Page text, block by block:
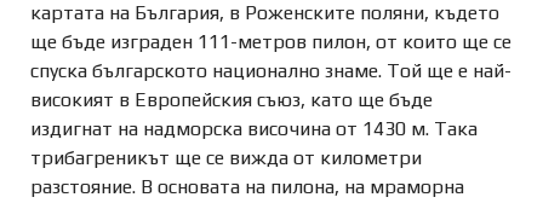
картата на България, в Роженските поляни, където
ще бъде изграден 111-метров пилон, от които ще се
спуска българското национално знаме. Той ще е най-
високият в Европейския съюз, като ще бъде
издигнат на надморска височина от 1430 м. Така
трибагреникът ще се вижда от километри
разстояние. В основата на пилона, на мраморна